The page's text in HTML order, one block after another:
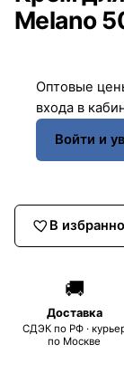
Melano
Оптовые
входа в
Войти и
В
🚚
Доставка
СДЭК по РФ ·
по Москве